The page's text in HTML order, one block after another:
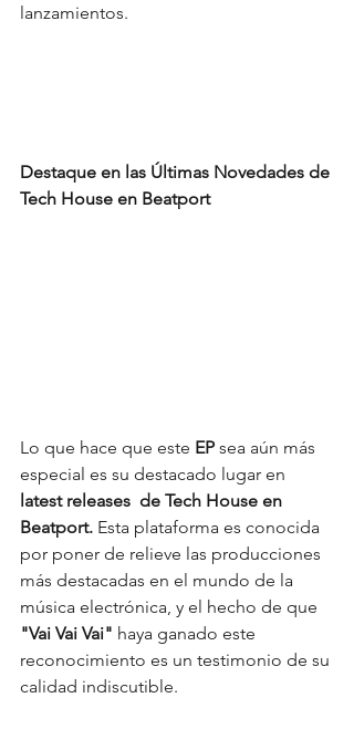
lanzamientos.
Destaque en las Últimas Novedades de
Tech House en Beatport
Lo que hace que este EP sea aún más
especial es su destacado lugar en
latest releases  de Tech House en
Beatport. Esta plataforma es conocida
por poner de relieve las producciones
más destacadas en el mundo de la
música electrónica, y el hecho de que
"Vai Vai Vai" haya ganado este
reconocimiento es un testimonio de su
calidad indiscutible.